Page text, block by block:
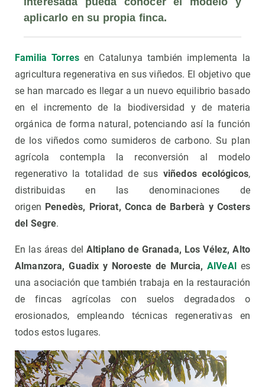
aplicarlo en su propia finca.
Familia Torres en Catalunya también implementa la
agricultura regenerativa en sus viñedos. El objetivo que
se han marcado es llegar a un nuevo equilibrio basado
en el incremento de la biodiversidad y de materia
orgánica de forma natural, potenciando así la función
de los viñedos como sumideros de carbono. Su plan
agrícola contempla la reconversión al modelo
regenerativo la totalidad de sus viñedos ecológicos,
distribuidas en las denominaciones de
origen Penedès, Priorat, Conca de Barberà y Costers
del Segre.
En las áreas del Altiplano de Granada, Los Vélez, Alto
Almanzora, Guadix y Noroeste de Murcia, AlVeAles
una asociación que también trabaja en la restauración
de fincas agrícolas con suelos degradados o
erosionados, empleando técnicas regenerativas en
todos estos lugares.